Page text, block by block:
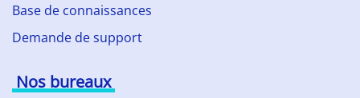
Base de connaissances
Demande de support
Nos bureaux